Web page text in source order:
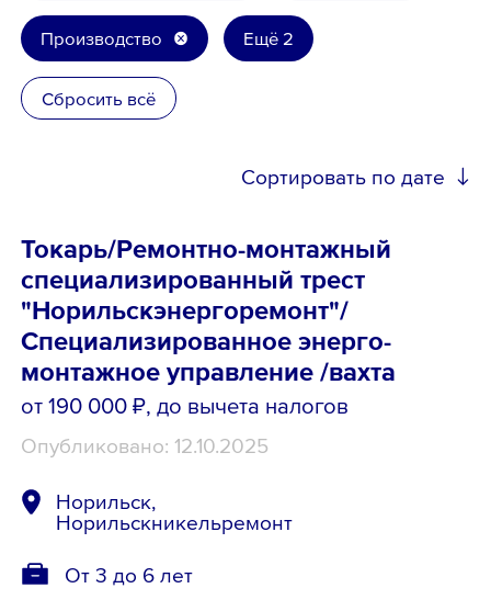
8 800 700-19-43
Производство Ещё 2
Сбросить всё
Сортировать по дате
Токарь/Ремонтно-монтажный
специализированный трест
"Норильскэнергоремонт"/
Специализированное энерго-
монтажное управление /вахта
от 190 000 ₽, до вычета налогов
Опубликовано: 12.10.2025
Норильск,
Норильскникельремонт
От 3 до 6 лет